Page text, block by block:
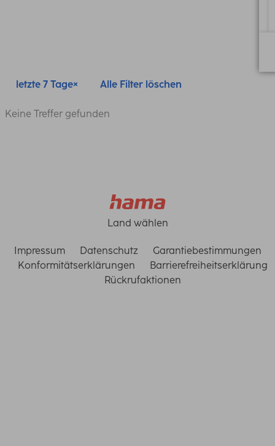
letzte 7 Tage Alle Filter löschen
Keine Treffer gefunden
Land wählen
Impressum Datenschutz
Garantiebestimmungen
Konformitätserklärungen
Barrierefreiheitserklärung
Rückrufaktionen